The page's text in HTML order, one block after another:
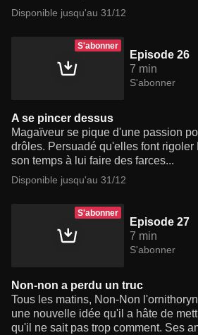
Disponible jusqu'au 31/12
S'abonner
Episode 26
7 min
S'abonner
A se pincer dessus
Magaïveur se pique d'une passion
drôles. Persuadé qu'elles font
son temps à lui faire des farces...
Disponible jusqu'au 31/12
S'abonner
Episode 27
7 min
S'abonner
Non-non a perdu un truc
Tous les matins, Non-Non
une nouvelle idée qu'il a hâte de
qu'il ne sait pas trop comment. Ses